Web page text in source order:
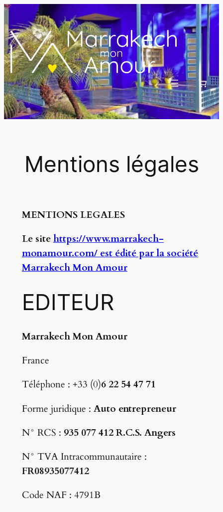
Aller
au
contenu
Mentions légales
MENTIONS LEGALES
Le sitehttps://www.marrakech-
monamour.com/ est édité par la société
Marrakech Mon Amour
EDITEUR
Marrakech Mon Amour
France
Téléphone : +33 (0)6 22 54 47 71
Forme juridique : Auto entrepreneur
N° RCS : 935 077 412 R.C.S. Angers
N° TVA Intracommunautaire :
FR08935077412
Code NAF : 4791B